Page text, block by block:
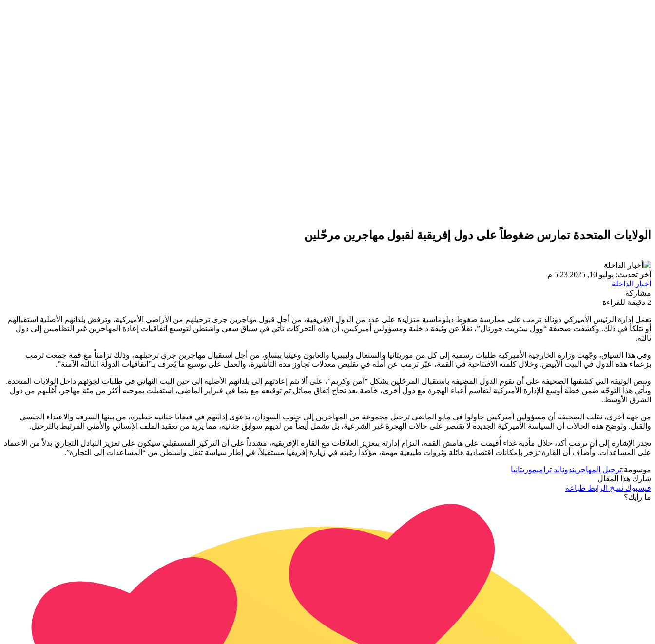
الولايات المتحدة تمارس ضغوطاً على دول إفريقية لقبول مهاجرين مرحّلين
آخر تحديث: يوليو 10, 2025 5:23 م
أخبار الداخلة
مشاركة
2 دقيقة للقراءة
تعمل إدارة الرئيس الأميركي دونالد ترمب على ممارسة ضغوط دبلوماسية متزايدة على عدد من الدول الإفريقية، من أجل قبول مهاجرين جرى ترحيلهم من الأراضي الأميركية، وترفض بلدانهم الأصلية استقبالهم
أو تتلكأ في ذلك. وكشفت صحيفة “وول ستريت جورنال”، نقلاً عن وثيقة داخلية ومسؤولين أميركيين، أن هذه التحركات تأتي في سياق سعي واشنطن لتوسيع اتفاقيات إعادة المهاجرين غير النظاميين إلى دول
ثالثة.
وفي هذا السياق، وجّهت وزارة الخارجية الأميركية طلبات رسمية إلى كل من موريتانيا والسنغال وليبيريا والغابون وغينيا بيساو، من أجل استقبال مهاجرين جرى ترحيلهم، وذلك تزامناً مع قمة جمعت ترمب
بزعماء هذه الدول في البيت الأبيض. وخلال كلمته الافتتاحية في القمة، عبّر ترمب عن أمله في تقليص معدلات تجاوز مدة التأشيرة، والعمل على توسيع ما يُعرف بـ”اتفاقيات الدولة الثالثة الآمنة”.
وتنص الوثيقة التي كشفتها الصحيفة على أن تقوم الدول المضيفة باستقبال المرحّلين بشكل “آمن وكريم”، على ألا تتم إعادتهم إلى بلدانهم الأصلية إلى حين البت النهائي في طلبات لجوئهم داخل الولايات المتحدة.
ويأتي هذا التوجّه ضمن خطة أوسع للإدارة الأميركية لتقاسم أعباء الهجرة مع دول أخرى، خاصة بعد نجاح اتفاق مماثل تم توقيعه مع بنما في فبراير الماضي، استقبلت بموجبه أكثر من مئة مهاجر، أغلبهم من دول
الشرق الأوسط.
من جهة أخرى، نقلت الصحيفة أن مسؤولين أميركيين حاولوا في مايو الماضي ترحيل مجموعة من المهاجرين إلى جنوب السودان، بدعوى إدانتهم في قضايا جنائية خطيرة، من بينها السرقة والاعتداء الجنسي
والقتل. وتوضح هذه الحالات أن السياسة الأميركية الجديدة لا تقتصر على حالات الهجرة غير الشرعية، بل تشمل أيضاً من لديهم سوابق جنائية، مما يزيد من تعقيد الملف الإنساني والأمني المرتبط بالترحيل.
تجدر الإشارة إلى أن ترمب أكد، خلال مأدبة غداء أُقيمت على هامش القمة، التزام إدارته بتعزيز العلاقات مع القارة الإفريقية، مشدداً على أن التركيز المستقبلي سيكون على تعزيز التبادل التجاري بدلاً من الاعتماد
على المساعدات. وأضاف أن القارة تزخر بإمكانات اقتصادية هائلة وثروات طبيعية مهمة، مؤكداً رغبته في زيارة إفريقيا مستقبلاً، في إطار سياسة تنقل واشنطن من “المساعدات إلى التجارة”.
موسومة:ترحيل المهاجريندونالد ترامبموريتانيا
شارك هذا المقال
فيسبوك نسخ الرابط طباعة
ما رأيك؟